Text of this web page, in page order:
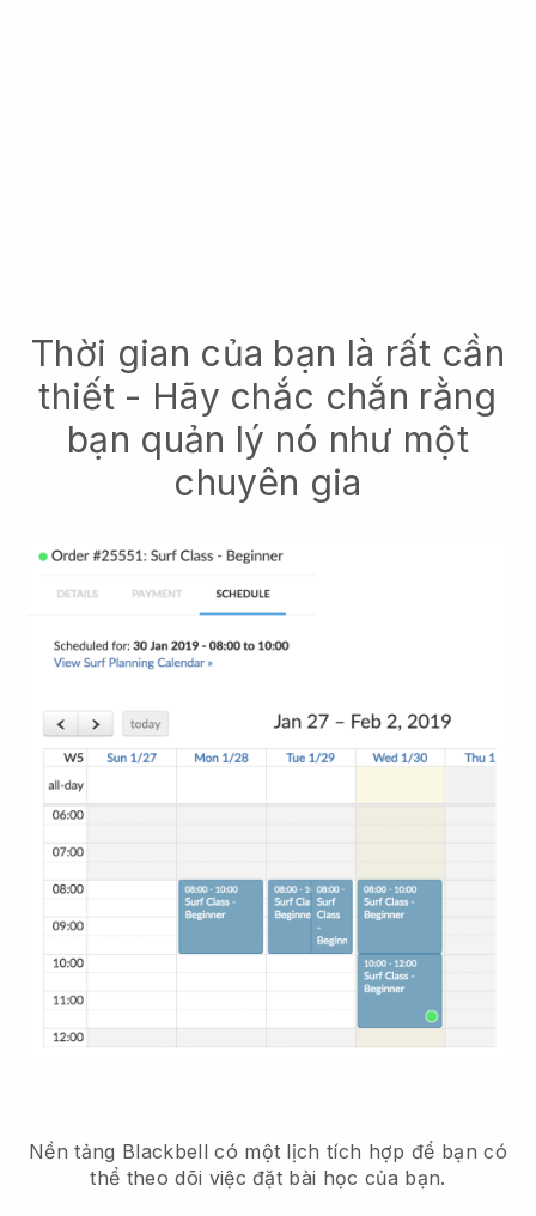
Thời gian của bạn là rất cần
thiết - Hãy chắc chắn rằng
bạn quản lý nó như một
chuyên gia
Nền tảng Blackbell có một lịch tích hợp để bạn có
thể theo dõi việc đặt bài học của bạn.